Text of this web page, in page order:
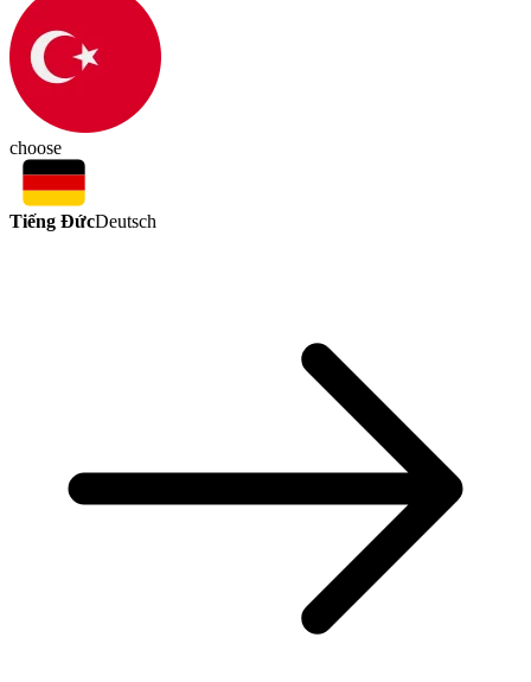
choose
Tiếng ĐứcDeutsch